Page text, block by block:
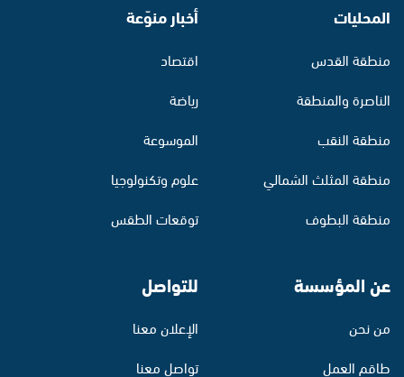
المحليات
منطقة القدس
الناصرة والمنطقة
منطقة النقب
منطقة المثلث الشمالي
منطقة البطوف
أخبار منوّعة
اقتصاد
رياضة
الموسوعة
علوم وتكنولوجيا
توقعات الطقس
عن المؤسسة
من نحن
طاقم العمل
للتواصل
الإعلان معنا
تواصل معنا